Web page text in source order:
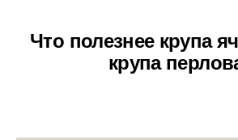
Что полезнее крупа
крупа